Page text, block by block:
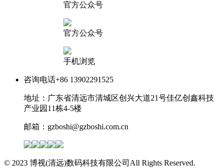
官方公众号
官方公众号
手机浏览
咨询电话+86 13902291525
地址：广东省清远市清城区创兴大道21号佳亿创鑫科技
产业园11栋4-5楼
邮箱：gzboshi@gzboshi.com.cn
© 2023 博视(清远)数码科技有限公司All Rights Reserved.